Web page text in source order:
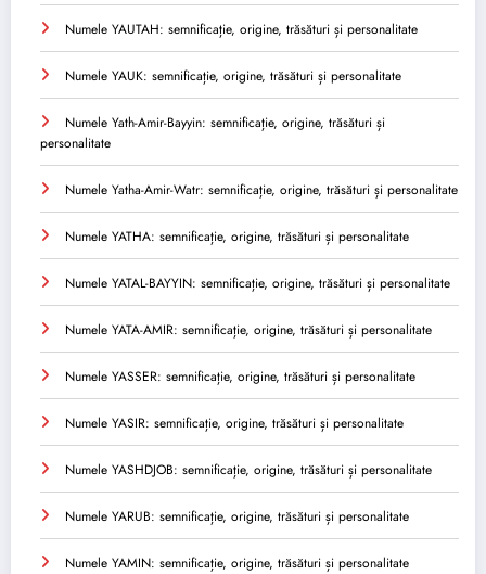
Numele YAUTAH: semnificație, origine, trăsături și personalitate
Numele YAUK: semnificație, origine, trăsături și personalitate
Numele Yath-Amir-Bayyin: semnificație, origine, trăsături și
personalitate
Numele Yatha-Amir-Watr: semnificație, origine, trăsături și personalitate
Numele YATHA: semnificație, origine, trăsături și personalitate
Numele YATAL-BAYYIN: semnificație, origine, trăsături și personalitate
Numele YATA-AMIR: semnificație, origine, trăsături și personalitate
Numele YASSER: semnificație, origine, trăsături și personalitate
Numele YASIR: semnificație, origine, trăsături și personalitate
Numele YASHDJOB: semnificație, origine, trăsături și personalitate
Numele YARUB: semnificație, origine, trăsături și personalitate
Numele YAMIN: semnificație, origine, trăsături și personalitate